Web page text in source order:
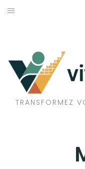
Aller
TRANSFORMEZ
ÉCOLOGIE
BIEN-ÊTRE